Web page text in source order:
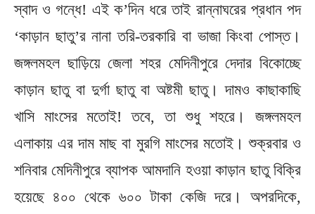
স্বাদ ও গন্ধে! এই ক’দিন ধরে তাই রান্নাঘরের প্রধান পদ
‘কাড়ান ছাতু’র নানা তরি-তরকারি বা ভাজা কিংবা পোস্ত।
জঙ্গলমহল ছাড়িয়ে জেলা শহর মেদিনীপুরে দেদার বিকোচ্ছে
কাড়ান ছাতু বা দুর্গা ছাতু বা অষ্টমী ছাতু। দামও কাছাকাছি
খাসি মাংসের মতোই! তবে, তা শুধু শহরে। জঙ্গলমহল
এলাকায় এর দাম মাছ বা মুরগি মাংসের মতোই। শুক্রবার ও
শনিবার মেদিনীপুরে ব্যাপক আমদানি হওয়া কাড়ান ছাতু বিক্রি
হয়েছে ৪০০ থেকে ৬০০ টাকা কেজি দরে। অপরদিকে,